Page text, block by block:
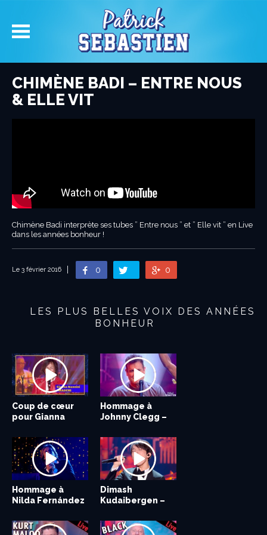
CHIMÈNE BADI – ENTRE NOUS
& ELLE VIT
Chimène Badi interprète ses tubes ” Entre nous ” et ” Elle vit ” en Live
dans les années bonheur !
Le 3 février 2016 0 0
LES PLUS BELLES VOIX DES ANNÉES
BONHEUR
Coup de cœur
pour Gianna
Hommage à
Johnny Clegg –
Hommage à
Nilda Fernández
Dimash
Kudaibergen –
Chris De Burgh –
HIGH ON
Seal – LET’S STAY
TOGETHER...
Percy Sledge –
WHEN A MAN
WOMAN...
Matt Pokora et
Tal chantent